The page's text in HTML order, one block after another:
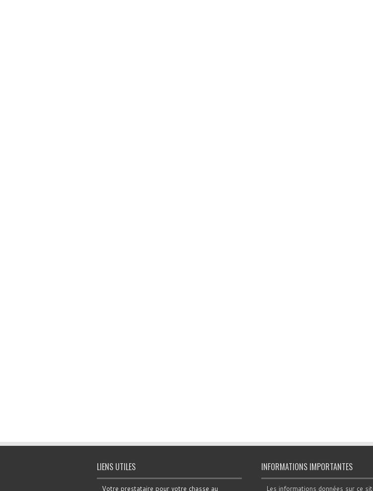
LIENS UTILES
Votre prestataire pour votre chasse au
INFORMATIONS IMPORTANTES
Les informations données sur ce